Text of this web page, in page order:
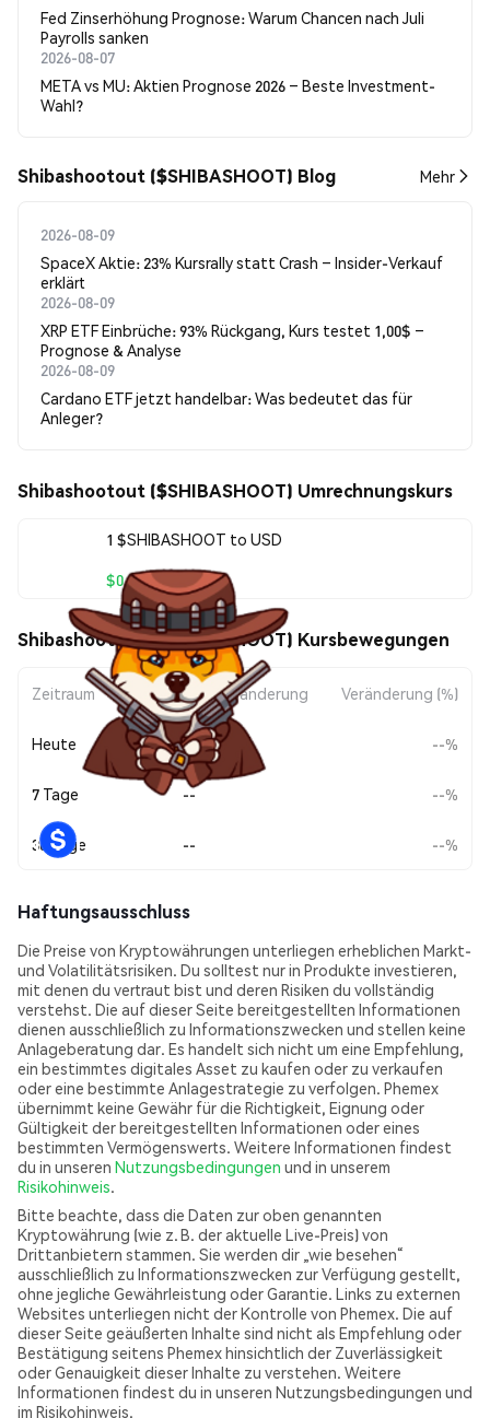
Fed Zinserhöhung Prognose: Warum Chancen nach Juli
Payrolls sanken
2026-08-07
META vs MU: Aktien Prognose 2026 – Beste Investment-
Wahl?
Shibashootout ($SHIBASHOOT) Blog Mehr
2026-08-09
SpaceX Aktie: 23% Kursrally statt Crash – Insider-Verkauf
erklärt
2026-08-09
XRP ETF Einbrüche: 93% Rückgang, Kurs testet 1,00$ –
Prognose & Analyse
2026-08-09
Cardano ETF jetzt handelbar: Was bedeutet das für
Anleger?
Shibashootout ($SHIBASHOOT) Umrechnungskurs
1 $SHIBASHOOT to USD
$0.00002276
Shibashootout ($SHIBASHOOT) Kursbewegungen
Zeitraum Betragsänderung Veränderung (%)
Heute -- --%
7 Tage -- --%
30 Tage -- --%
Haftungsausschluss
Die Preise von Kryptowährungen unterliegen erheblichen Markt-
und Volatilitätsrisiken. Du solltest nur in Produkte investieren,
mit denen du vertraut bist und deren Risiken du vollständig
verstehst. Die auf dieser Seite bereitgestellten Informationen
dienen ausschließlich zu Informationszwecken und stellen keine
Anlageberatung dar. Es handelt sich nicht um eine Empfehlung,
ein bestimmtes digitales Asset zu kaufen oder zu verkaufen
oder eine bestimmte Anlagestrategie zu verfolgen. Phemex
übernimmt keine Gewähr für die Richtigkeit, Eignung oder
Gültigkeit der bereitgestellten Informationen oder eines
bestimmten Vermögenswerts. Weitere Informationen findest
du in unseren Nutzungsbedingungen und in unserem
Risikohinweis.
Bitte beachte, dass die Daten zur oben genannten
Kryptowährung (wie z. B. der aktuelle Live-Preis) von
Drittanbietern stammen. Sie werden dir „wie besehen“
ausschließlich zu Informationszwecken zur Verfügung gestellt,
ohne jegliche Gewährleistung oder Garantie. Links zu externen
Websites unterliegen nicht der Kontrolle von Phemex. Die auf
dieser Seite geäußerten Inhalte sind nicht als Empfehlung oder
Bestätigung seitens Phemex hinsichtlich der Zuverlässigkeit
oder Genauigkeit dieser Inhalte zu verstehen. Weitere
Informationen findest du in unseren Nutzungsbedingungen und
im Risikohinweis.